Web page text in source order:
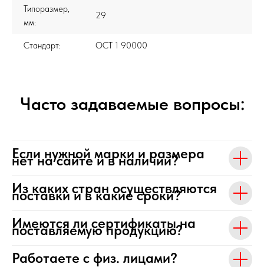
Типоразмер,
мм:
29
Стандарт: ОСТ 1 90000
Часто задаваемые вопросы:
Если нужной марки и размера
нет на сайте и в наличии?
Из каких стран осуществляются
поставки и в какие сроки?
Имеются ли сертификаты на
поставляемую продукцию?
Работаете с физ. лицами?